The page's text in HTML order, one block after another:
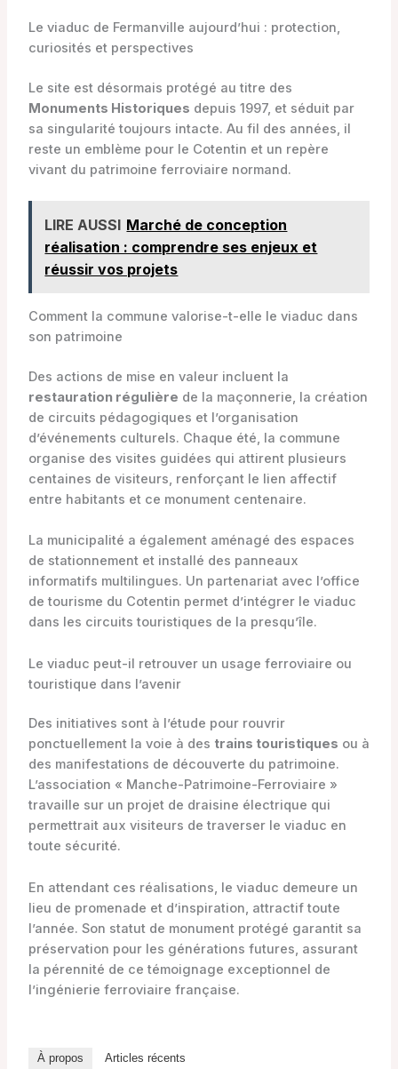
Le viaduc de Fermanville aujourd’hui : protection,
curiosités et perspectives
Le site est désormais protégé au titre des
Monuments Historiques depuis 1997, et séduit par
sa singularité toujours intacte. Au fil des années, il
reste un emblème pour le Cotentin et un repère
vivant du patrimoine ferroviaire normand.
LIRE AUSSI Marché de conception
réalisation : comprendre ses enjeux et
réussir vos projets
Comment la commune valorise-t-elle le viaduc dans
son patrimoine
Des actions de mise en valeur incluent la
restauration régulière de la maçonnerie, la création
de circuits pédagogiques et l’organisation
d’événements culturels. Chaque été, la commune
organise des visites guidées qui attirent plusieurs
centaines de visiteurs, renforçant le lien affectif
entre habitants et ce monument centenaire.
La municipalité a également aménagé des espaces
de stationnement et installé des panneaux
informatifs multilingues. Un partenariat avec l’office
de tourisme du Cotentin permet d’intégrer le viaduc
dans les circuits touristiques de la presqu’île.
Le viaduc peut-il retrouver un usage ferroviaire ou
touristique dans l’avenir
Des initiatives sont à l’étude pour rouvrir
ponctuellement la voie à des trains touristiques ou à
des manifestations de découverte du patrimoine.
L’association « Manche-Patrimoine-Ferroviaire »
travaille sur un projet de draisine électrique qui
permettrait aux visiteurs de traverser le viaduc en
toute sécurité.
En attendant ces réalisations, le viaduc demeure un
lieu de promenade et d’inspiration, attractif toute
l’année. Son statut de monument protégé garantit sa
préservation pour les générations futures, assurant
la pérennité de ce témoignage exceptionnel de
l’ingénierie ferroviaire française.
À propos Articles récents